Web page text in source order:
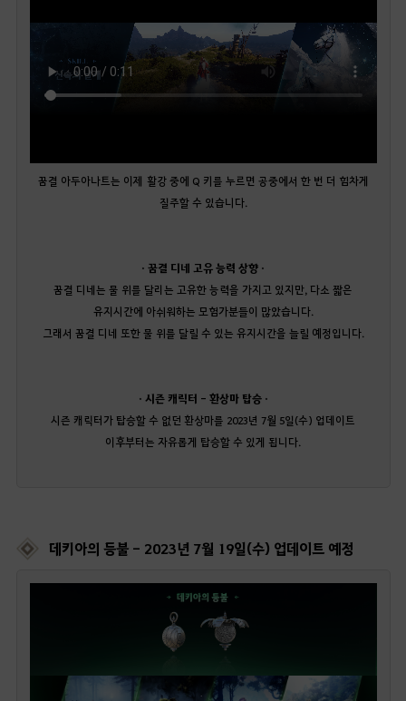
꿈결 아두아나트는 이제 활강 중에 Q 키를 누르면 공중에서 한 번 더 힘차게
질주할 수 있습니다.
· 꿈결 디네 고유 능력 상향 ·
꿈결 디네는 물 위를 달리는 고유한 능력을 가지고 있지만, 다소 짧은
유지시간에 아쉬워하는 모험가분들이 많았습니다.
그래서 꿈결 디네 또한 물 위를 달릴 수 있는 유지시간을 늘릴 예정입니다.
· 시즌 캐릭터 - 환상마 탑승 ·
시즌 캐릭터가 탑승할 수 없던 환상마를 2023년 7월 5일(수) 업데이트
이후부터는 자유롭게 탑승할 수 있게 됩니다.
데키아의 등불 - 2023년 7월 19일(수) 업데이트 예정